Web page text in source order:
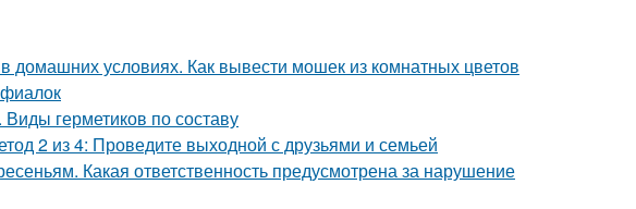
домашних условиях. Как вывести мошек из комнатных цветов
герметиков по составу
2 из 4: Проведите выходной с друзьями и семьей
Какая ответственность предусмотрена за нарушение